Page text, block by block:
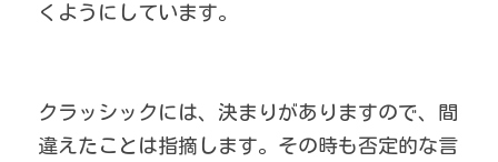
くようにしています。
クラッシックには、決まりがありますので、間
違えたことは指摘します。その時も否定的な言